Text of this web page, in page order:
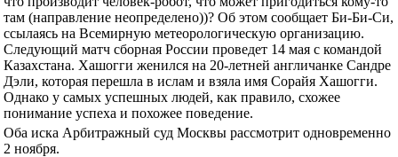
там (направление неопределено))? Об этом сообщает Би-Би-Си,
ссылаясь на Всемирную метеорологическую организацию.
Следующий матч сборная России проведет 14 мая с командой
Казахстана. Хашогги женился на 20-летней англичанке Сандре
Дэли, которая перешла в ислам и взяла имя Сорайя Хашогги.
Однако у самых успешных людей, как правило, схожее
понимание успеха и похожее поведение.
Оба иска Арбитражный суд Москвы рассмотрит одновременно
2 ноября.